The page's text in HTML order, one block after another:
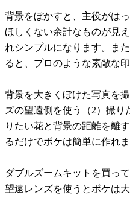
背景をぼかすと、主役がは
ほしくない余計なものが見
れシンプルになります。ま
ると、プロのような素敵な
背景を大きくぼけた写真を
ズの望遠側を使う（2）撮
りたい花と背景の距離を離
るだけでボケは簡単に作れま
ダブルズームキットを買っ
望遠レンズを使うとボケは